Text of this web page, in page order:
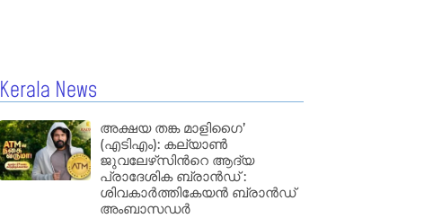
Kerala News
അക്ഷയ തങ്ക മാളിഗൈ’
(എടിഎം): കല്യാണ്‍
ജുവലേഴ്‌സിന്‍റെ ആദ്യ
പ്രാദേശിക ബ്രാന്‍ഡ് :
ശിവകാര്‍ത്തികേയന്‍ ബ്രാന്‍ഡ്
അംബാസഡര്‍